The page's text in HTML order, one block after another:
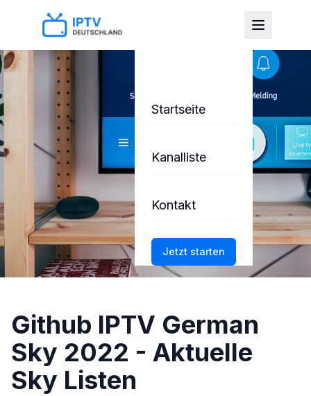
Startseite
Kanalliste
Kontakt
Jetzt starten
Github IPTV German
Sky 2022 - Aktuelle
Sky Listen